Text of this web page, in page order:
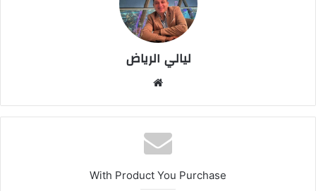
ليالي الرياض
With Product You Purchase